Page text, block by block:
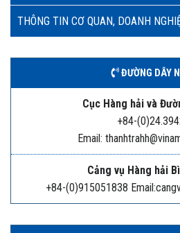
THÔNG TIN CƠ QUAN, DOANH
ĐƯỜNG DÂY
Cục Hàng hải và
+84-
Email:
Cảng vụ Hàng hải
+84-(0)915051838